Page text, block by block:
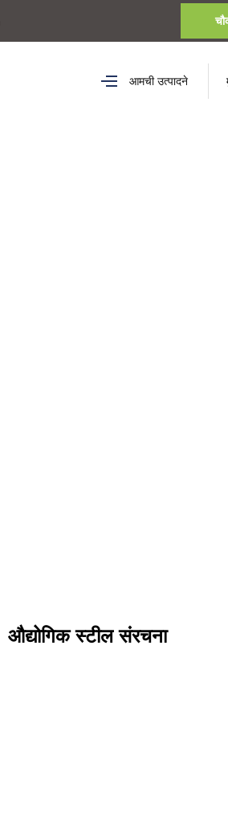
आमची उत्पादने
औद्योगिक स्टील संरचना